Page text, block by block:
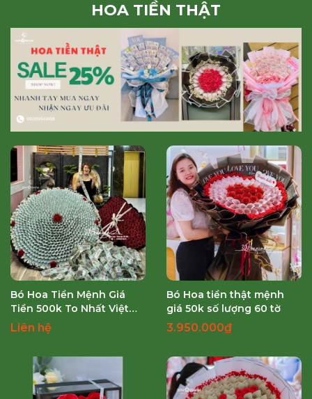
HOA TIỀN THẬT
Bó Hoa Tiền Mệnh Giá
Tiền 500k To Nhất Việt
Nam - Đẳng Cấp
Liên hệ
Bó Hoa tiền thật mệnh
giá 50k số lượng 60 tờ
3.950.000₫